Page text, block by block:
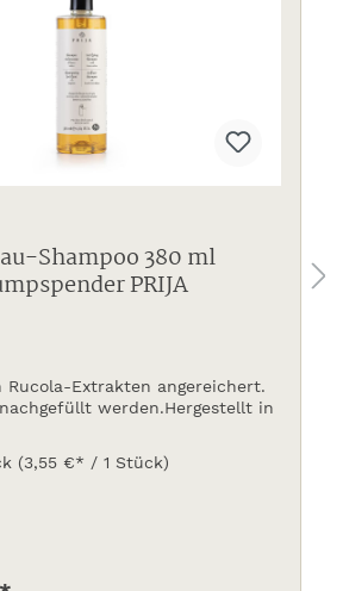
Shampoo 380 ml
PRIJA
Extrakten angereichert.
werden.Hergestellt in
(3,55 €* / 1 Stück)